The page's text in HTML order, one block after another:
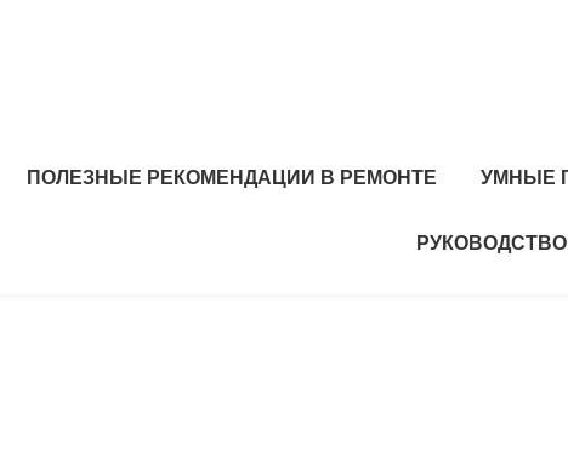
ПОЛЕЗНЫЕ РЕКОМЕНДАЦИИ В РЕМОНТЕ УМНЫЕ